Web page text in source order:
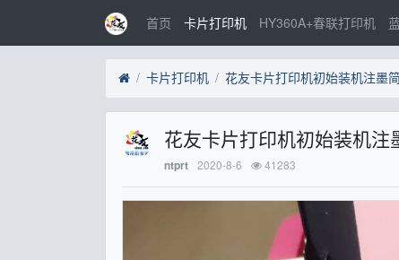
首页 卡片打印机 HY360A+春联打印机
卡片打印机 花友卡片打印机初始装机注墨
花友卡片打印机初始装机
ntprt 2020-8-6 41283